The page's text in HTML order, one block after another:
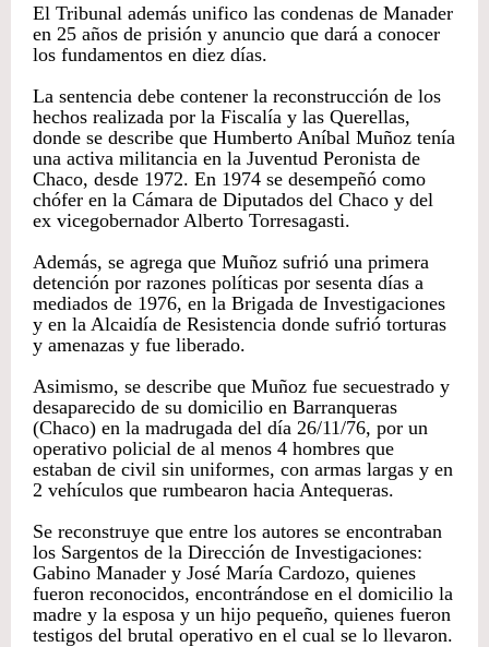
El Tribunal además unifico las condenas de Manader
en 25 años de prisión y anuncio que dará a conocer
los fundamentos en diez días.
La sentencia debe contener la reconstrucción de los
hechos realizada por la Fiscalía y las Querellas,
donde se describe que Humberto Aníbal Muñoz tenía
una activa militancia en la Juventud Peronista de
Chaco, desde 1972. En 1974 se desempeñó como
chófer en la Cámara de Diputados del Chaco y del
ex vicegobernador Alberto Torresagasti.
Además, se agrega que Muñoz sufrió una primera
detención por razones políticas por sesenta días a
mediados de 1976, en la Brigada de Investigaciones
y en la Alcaidía de Resistencia donde sufrió torturas
y amenazas y fue liberado.
Asimismo, se describe que Muñoz fue secuestrado y
desaparecido de su domicilio en Barranqueras
(Chaco) en la madrugada del día 26/11/76, por un
operativo policial de al menos 4 hombres que
estaban de civil sin uniformes, con armas largas y en
2 vehículos que rumbearon hacia Antequeras.
Se reconstruye que entre los autores se encontraban
los Sargentos de la Dirección de Investigaciones:
Gabino Manader y José María Cardozo, quienes
fueron reconocidos, encontrándose en el domicilio la
madre y la esposa y un hijo pequeño, quienes fueron
testigos del brutal operativo en el cual se lo llevaron.